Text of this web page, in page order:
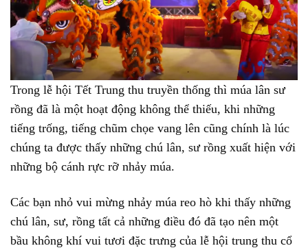
Trong lễ hội Tết Trung thu truyền thống thì múa lân sư
rồng đã là một hoạt động không thể thiếu, khi những
tiếng trống, tiếng chũm chọe vang lên cũng chính là lúc
chúng ta được thấy những chú lân, sư rồng xuất hiện với
những bộ cánh rực rỡ nhảy múa.
Các bạn nhỏ vui mừng nhảy múa reo hò khi thấy những
chú lân, sư, rồng tất cả những điều đó đã tạo nên một
bầu không khí vui tươi đặc trưng của lễ hội trung thu cổ